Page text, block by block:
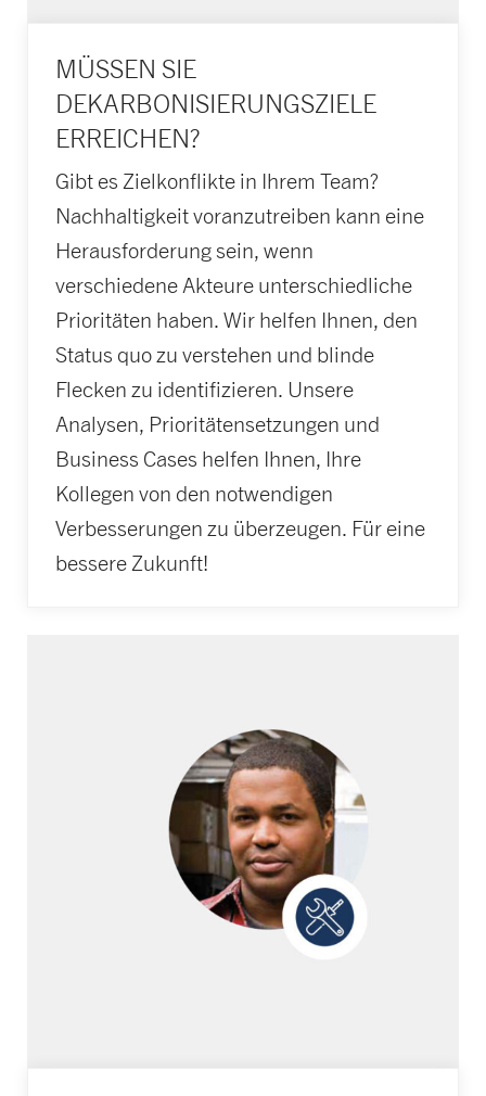
MÜSSEN SIE
DEKARBONISIERUNGS­ZIELE
ERREICHEN?
Gibt es Zielkonflikte in Ihrem Team?
Nachhaltigkeit voranzutreiben kann eine
Herausforderung sein, wenn
verschiedene Akteure unterschied­liche
Prioritäten haben. Wir helfen Ihnen, den
Status quo zu verstehen und blinde
Flecken zu identifizieren. Unsere
Analysen, Prioritätensetzungen und
Business Cases helfen Ihnen, Ihre
Kollegen von den notwendigen
Verbesserungen zu überzeugen. Für eine
bessere Zukunft!